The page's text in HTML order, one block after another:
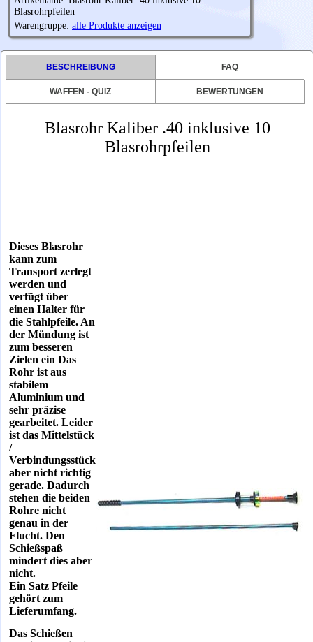
Blasrohrpfeilen
Warengruppe: alle Produkte anzeigen
BESCHREIBUNG FAQ
WAFFEN - QUIZ BEWERTUNGEN
Blasrohr Kaliber .40 inklusive 10
Blasrohrpfeilen
Dieses Blasrohr
kann zum
Transport zerlegt
werden und
verfügt über
einen Halter für
die Stahlpfeile. An
der Mündung ist
zum besseren
Zielen ein Das
Rohr ist aus
stabilem
Aluminium und
sehr präzise
gearbeitet. Leider
ist das Mittelstück
/
Verbindungsstück
aber nicht richtig
gerade. Dadurch
stehen die beiden
Rohre nicht
genau in der
Flucht. Den
Schießspaß
mindert dies aber
nicht.
Ein Satz Pfeile
gehört zum
Lieferumfang.
Das Schießen